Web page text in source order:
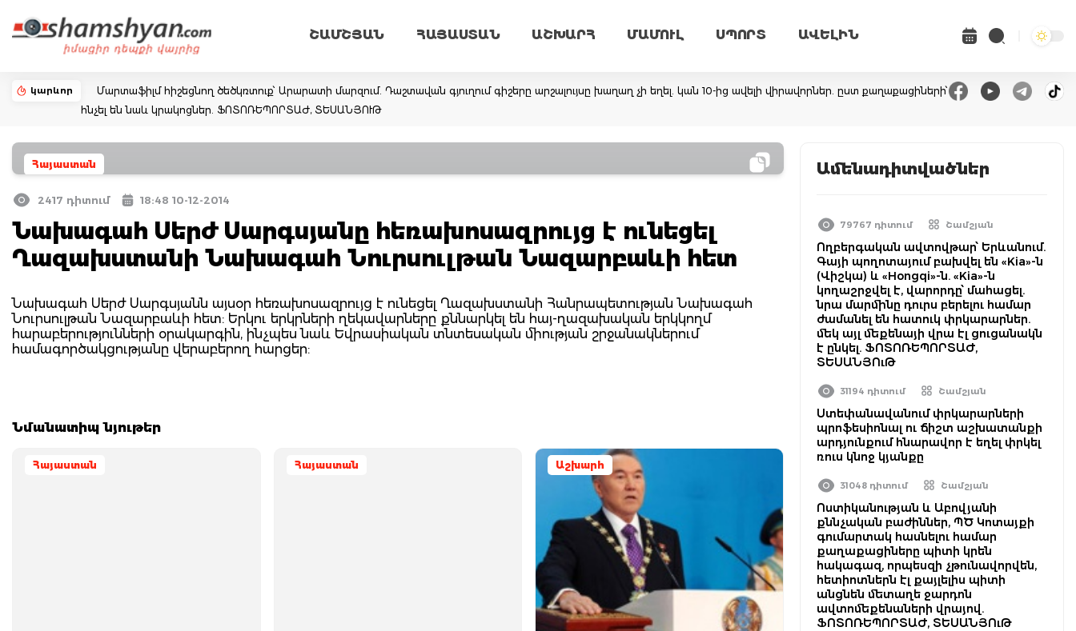
ՇԱՄՇՅԱՆ ՀԱՅԱՍՏԱՆ ԱՇԽԱՐՀ ՄԱՄՈՒԼ ՍՊՈՐՏ ԱՎԵԼԻՆ
կարևոր
Մարտաֆիլմ հիշեցնող ծեծկռտուք՝ Արարատի մարզում. Դաշտավան գյուղում գիշերը արշալույսը խաղաղ չի եղել. կան 10-ից ավելի վիրավորներ. ըստ քաղաքացիների՝
հնչել են նաև կրակոցներ. ՖՈՏՈՌԵՊՈՐՏԱԺ, ՏԵՍԱՆՅՈՒԹ
Հայաստան
2417 դիտում 18:48 10-12-2014
Նախագահ Սերժ Սարգսյանը հեռախոսազրույց է ունեցել
Ղազախստանի Նախագահ Նուրսուլթան Նազարբաևի հետ
Նախագահ Սերժ Սարգսյանն այսօր հեռախոսազրույց է ունեցել Ղազախստանի Հանրապետության Նախագահ
Նուրսուլթան Նազարբաևի հետ: Երկու երկրների ղեկավարները քննարկել են հայ-ղազախական երկկողմ
հարաբերությունների օրակարգին, ինչպես նաև Եվրասիական տնտեսական միության շրջանակներում
համագործակցությանը վերաբերող հարցեր:
Նմանատիպ նյութեր
Հայաստան Հայաստան Աշխարհ
Ամենադիտվածներ
79767 դիտում Շամշյան
Ողբերգական ավտովթար՝ Երևանում.
Գայի պողոտայում բախվել են «Kia»-ն
(Վիշկա) և «Hongqi»-ն. «Kia»-ն
կողաշրջվել է, վարորդը՝ մահացել.
նրա մարմինը դուրս բերելու համար
ժամանել են հատուկ փրկարարներ.
մեկ այլ մեքենայի վրա էլ ցուցանակն
է ընկել. ՖՈՏՈՌԵՊՈՐՏԱԺ,
ՏԵՍԱՆՅՈւԹ
31194 դիտում Շամշյան
Ստեփանավանում փրկարարների
պրոֆեսիոնալ ու ճիշտ աշխատանքի
արդյունքում հնարավոր է եղել փրկել
ռուս կնոջ կյանքը
31048 դիտում Շամշյան
Ոստիկանության և Աբովյանի
քննչական բաժիններ, ՊԾ Կոտայքի
գումարտակ հասնելու համար
քաղաքացիները պիտի կրեն
հակագազ, որպեսզի չթունավորվեն,
հետիոտներն էլ քայլելիս պիտի
անցնեն մետաղե ջարդոն
ավտոմեքենաների վրայով.
ՖՈՏՈՌԵՊՈՐՏԱԺ, ՏԵՍԱՆՅՈւԹ